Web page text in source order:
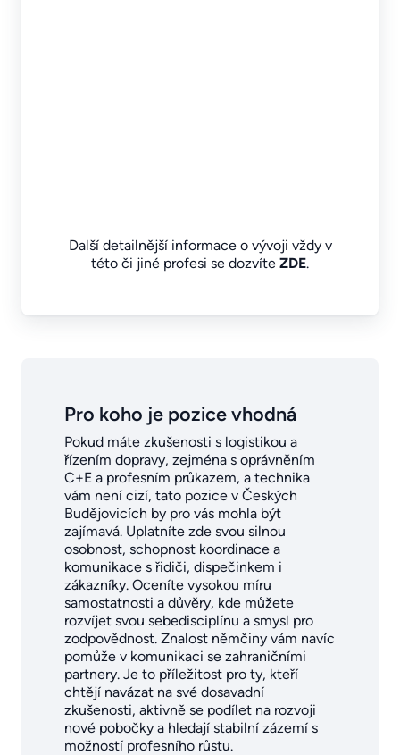
Další detailnější informace o vývoji vždy v
této či jiné profesi se dozvíte ZDE.
Pro koho je pozice vhodná
Pokud máte zkušenosti s logistikou a
řízením dopravy, zejména s oprávněním
C+E a profesním průkazem, a technika
vám není cizí, tato pozice v Českých
Budějovicích by pro vás mohla být
zajímavá. Uplatníte zde svou silnou
osobnost, schopnost koordinace a
komunikace s řidiči, dispečinkem i
zákazníky. Oceníte vysokou míru
samostatnosti a důvěry, kde můžete
rozvíjet svou sebedisciplínu a smysl pro
zodpovědnost. Znalost němčiny vám navíc
pomůže v komunikaci se zahraničními
partnery. Je to příležitost pro ty, kteří
chtějí navázat na své dosavadní
zkušenosti, aktivně se podílet na rozvoji
nové pobočky a hledají stabilní zázemí s
možností profesního růstu.